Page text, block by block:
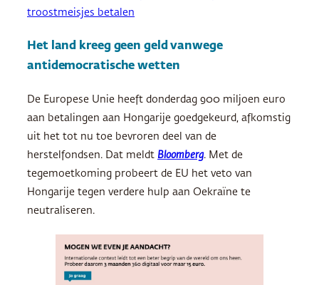
troostmeisjes betalen
Het land kreeg geen geld vanwege
antidemocratische wetten
De Europese Unie heeft donderdag 900 miljoen euro
aan betalingen aan Hongarije goedgekeurd, afkomstig
uit het tot nu toe bevroren deel van de
herstelfondsen. Dat meldt Bloomberg. Met de
tegemoetkoming probeert de EU het veto van
Hongarije tegen verdere hulp aan Oekraïne te
neutraliseren.